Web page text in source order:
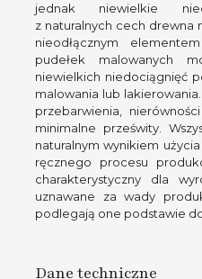
jednak niewielkie
z naturalnych cech drewna
nieodłącznym
pudełek malowanych
niewielkich niedociągnięć
malowania lub
przebarwienia,
minimalne prześwity.
naturalnym wynikiem
ręcznego procesu
charakterystyczny dla
uznawane za wady
podlegają one podstawie
Dane techniczne